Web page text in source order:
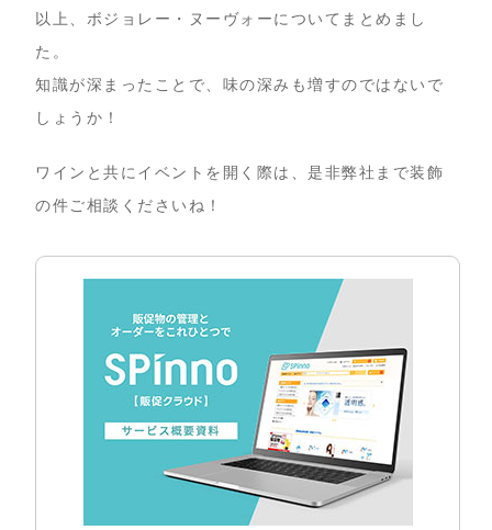
以上、ボジョレー・ヌーヴォーについてまとめまし
た。
知識が深まったことで、味の深みも増すのではないで
しょうか！
ワインと共にイベントを開く際は、是非弊社まで装飾
の件ご相談くださいね！